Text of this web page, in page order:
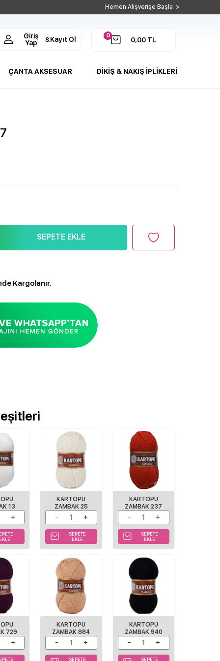
Hemen Alışverişe Başla >
0
0,00 TL
Giriş
Yap
& Kayıt Ol
ÇANTA AKSESUAR DİKİŞ & NAKIŞ İPLİKLERİ
SEPETE EKLE
Kargolanır.
13
EKLE
KARTOPU
ZAMBAK 25
SEPETE
EKLE
KARTOPU
ZAMBAK 237
SEPETE
EKLE
729
KARTOPU
ZAMBAK 884
SEPETE
KARTOPU
ZAMBAK 940
SEPETE